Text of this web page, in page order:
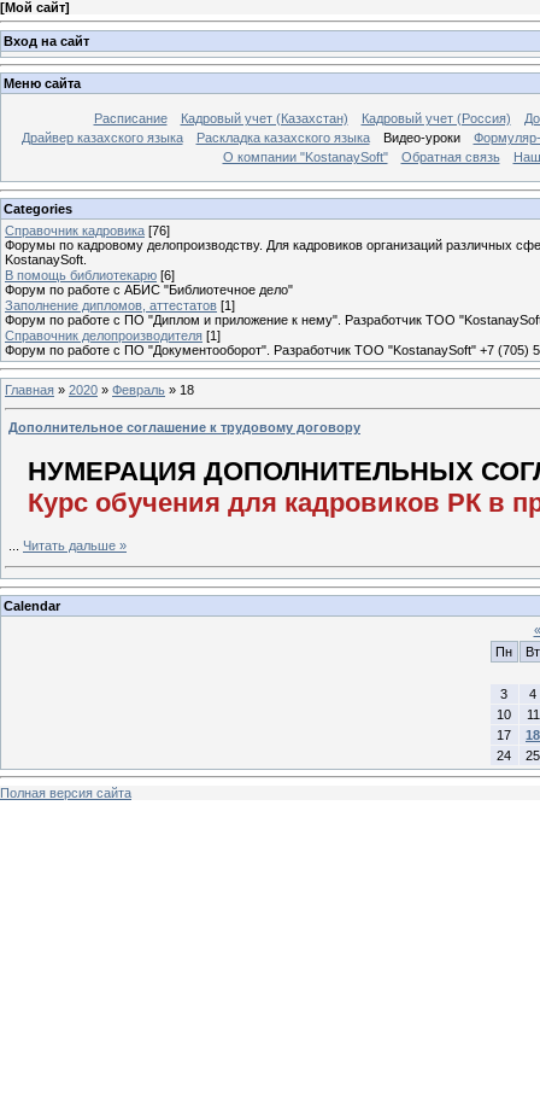
[Мой сайт]
Вход на сайт
Меню сайта
Расписание Кадровый учет (Казахстан) Кадровый учет (Россия)
Драйвер казахского языка
Раскладка казахского языка Видео-уроки
Формуляр-
О компании "KostanaySoft"
Обратная связь
Categories
Справочник кадровика [76]
Форумы по кадровому делопроизводству. Для кадровиков организаций различных
KostanaySoft.
В помощь библиотекарю [6]
Форум по работе с АБИС "Библиотечное дело"
Заполнение дипломов, аттестатов [1]
Форум по работе с ПО "Диплом и приложение к нему". Разработчик ТОО
Справочник делопроизводителя [1]
Форум по работе с ПО "Документооборот". Разработчик ТОО "KostanaySoft" +7 (705)
Главная » 2020 » Февраль » 18
Дополнительное соглашение к трудовому договору
НУМЕРАЦИЯ ДОПОЛНИТЕЛЬНЫХ
Курс обучения для кадровиков РК в
Читать дальше »
Calendar
«
Пн
Вт
3
4
10
11
17
18
24
25
Полная версия сайта